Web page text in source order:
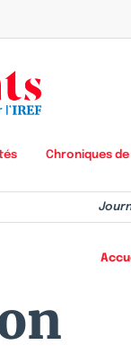
Chroniques